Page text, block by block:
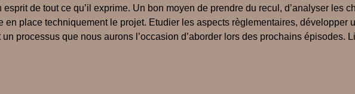
de tout ce qu’il exprime. Un bon moyen de prendre du recul, d’analyser les
en place techniquement le projet. Etudier les aspects règlementaires, développer
processus que nous aurons l’occasion d’aborder lors des prochains épisodes.